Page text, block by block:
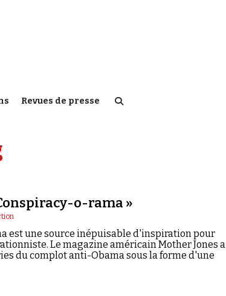
Revues de presse
o-rama »
est une source inépuisable d'inspiration pour
Le magazine américain Mother Jones a
du complot anti-Obama sous la forme d'une